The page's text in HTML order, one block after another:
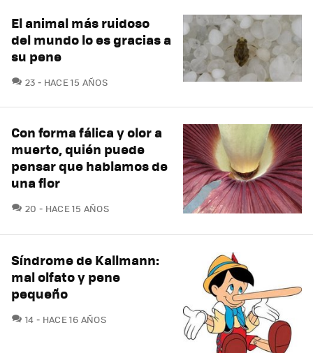
El animal más ruidoso
del mundo lo es gracias a
su pene
23 COMENTARIOS
HACE 15 AÑOS
Con forma fálica y olor a
muerto, quién puede
pensar que hablamos de
una flor
20 COMENTARIOS
HACE 15 AÑOS
Síndrome de Kallmann:
mal olfato y pene
pequeño
14 COMENTARIOS
HACE 16 AÑOS